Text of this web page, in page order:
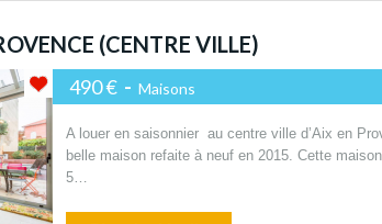
(CENTRE VILLE)
490 € - Maisons
A louer en saisonnier au centre ville d’Aix en
belle maison refaite à neuf en 2015. Cette
5…